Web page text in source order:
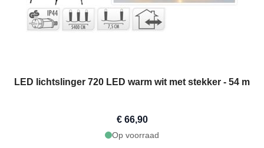
LED lichtslinger 720 LED warm wit met stekker - 54 m
€ 66,90
Op voorraad